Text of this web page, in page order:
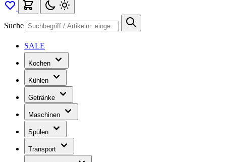
Suche
SALE
Kochen
Kühlen
Getränke
Maschinen
Spülen
Transport